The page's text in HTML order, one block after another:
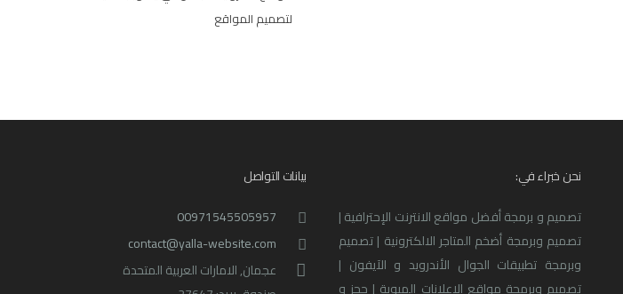
لتصميم المواقع
نحن خبراء في:
تصميم و برمجة أفضل مواقع الانترنت الإحترافية |
تصميم وبرمجة أضخم المتاجر الالكترونية | تصميم
وبرمجة تطبيقات الجوال الأندرويد و الآيفون |
تصميم وبرمجة مواقع الاعلانات المبوبة | حجز و
بيانات التواصل
00971545505957
contact@yalla-website.com
عجمان, الامارات العربية المتحدة